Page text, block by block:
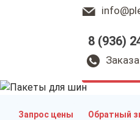
8 (936)
Пакеты
в
Запрос цены Обратный